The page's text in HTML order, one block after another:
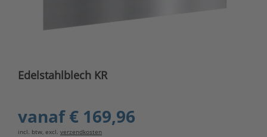
Edelstahlblech KR
vanaf€ 169,96
incl. btw, excl. verzendkosten